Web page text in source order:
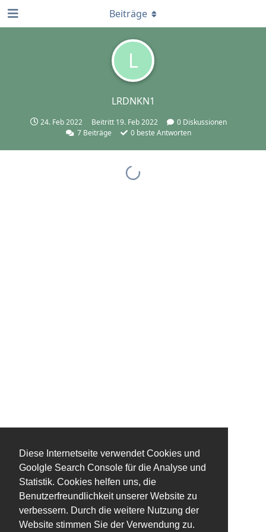
Diese Internetseite verwendet Cookies und
Goolgle Search Console für die Analyse und
Statistik. Cookies helfen uns, die
Benutzerfreundlichkeit unserer Website zu
verbessern. Durch die weitere Nutzung der
Website stimmen Sie der Verwendung zu.
L
LRDNKN1
24. Feb 2022 Beitritt 19. Feb 2022 0 Diskussionen
7 Beiträge 0 beste Antworten
Beiträge